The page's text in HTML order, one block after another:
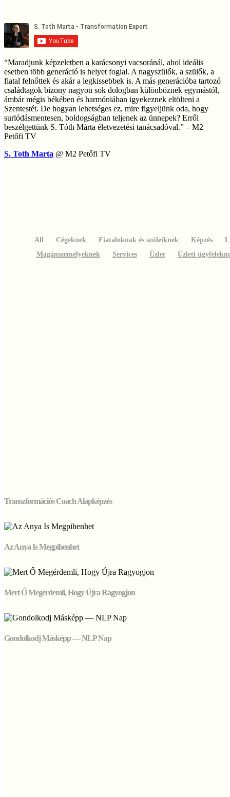
“Maradjunk képzeletben a karácsonyi vacsoránál, ahol ideális
esetben több generáció is helyet foglal. A nagyszülők, a szülők, a
fiatal felnőttek és akár a legkissebbek is. A más generációba tartozó
családtagok bizony nagyon sok dologban különböznek egymástól,
ámbár mégis békében és harmóniában igyekeznek eltölteni a
Szentestét. De hogyan lehetséges ez, mire figyeljünk oda, hogy
surlódásmentesen, boldogságban teljenek az ünnepek? Erről
beszélgettünk S. Tóth Márta életvezetési tanácsadóval.” – M2
Petőfi TV
S. Toth Marta @ M2 Petőfi TV
All Cégeknek Fiataloknak és szüleiknek Képzés
Magánszemélyeknek
Services Üzlet Üzleti
Transzformációs Coach Alapképzés
Az Anya Is Megpihenhet
Mert Ő Megérdemli, Hogy Újra Ragyogjon
Gondolkodj Másképp — NLP Nap